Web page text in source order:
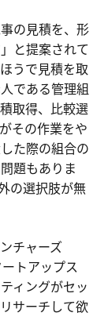
の見積を、形
と提案されて
うで見積を取
である管理組
取得、比較選
その作業をや
た際の組合の
題もありま
の選択肢が無
チャーズ
トアップス
ィングがセッ
サーチして欲